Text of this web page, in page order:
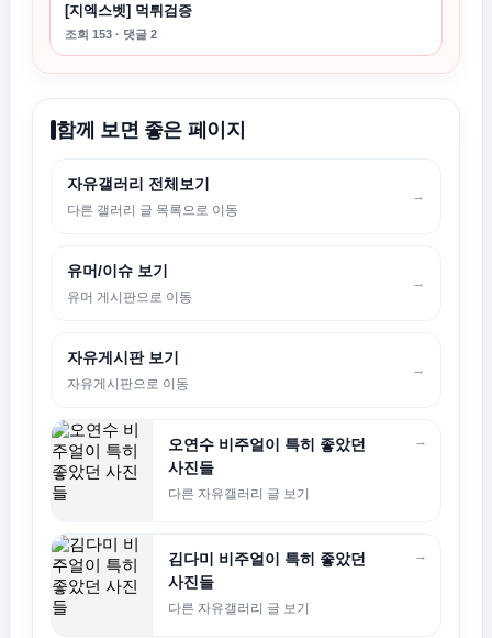
[지엑스벳] 먹튀검증
조회 153 · 댓글 2
함께 보면 좋은 페이지
자유갤러리 전체보기
다른 갤러리 글 목록으로 이동
→
유머/이슈 보기
유머 게시판으로 이동
→
자유게시판 보기
자유게시판으로 이동
→
오연수 비주얼이 특히 좋았던
사진들
다른 자유갤러리 글 보기
→
김다미 비주얼이 특히 좋았던
사진들
다른 자유갤러리 글 보기
→